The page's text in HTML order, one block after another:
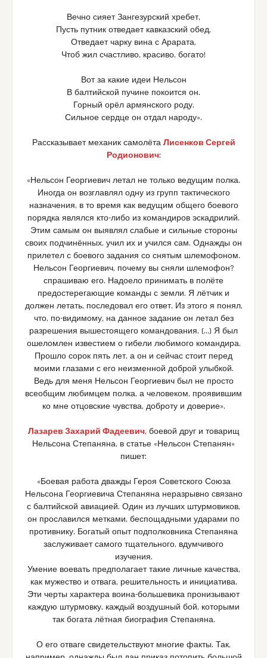
Вечно сияет Зангезурский хребет,
Пусть путник отведает кавказский обед,
Отведает чарку вина с Арарата,
Чтоб жил счастливо, красиво, богато!
Вот за какие идеи Нельсон
В балтийской пучине покоится он.
Горный орёл армянского роду,
Сильное сердце он отдал народу».
Рассказывает механик самолёта Лисенков Сергей
Родионович:
«Нельсон Георгиевич летал не только ведущим полка.
Иногда он возглавлял одну из групп тактического
назначения, в то время как ведущим общего боевого
порядка являлся кто-либо из командиров эскадрилий.
Этим самым он выявлял слабые и сильные стороны
своих подчинённых, учил их и учился сам. Однажды он
прилетел с боевого задания со снятым шлемофоном.
Нельсон Георгиевич, почему вы сняли шлемофон?
спрашиваю его. Надоело принимать в полёте
предостерегающие команды с земли. Я лётчик и
должен летать, последовал его ответ. Из этого я понял,
что, по-видимому, на данное задание он летал без
разрешения вышестоящего командования. (…) Я был
ошеломлен известием о гибели любимого командира.
Прошло сорок пять лет, а он и сейчас стоит перед
моими глазами с его неизменной доброй улыбкой.
Ведь для меня Нельсон Георгиевич был не просто
всеобщим любимцем полка, а человеком, проявившим
ко мне отцовские чувства, доброту и доверие».
Лазарев Захарий Фадеевич, боевой друг и товарищ
Нельсона Степаняна, в статье «Нельсон Степанян»
пишет:
«Боевая работа дважды Героя Советского Союза
Нельсона Георгиевича Степаняна неразрывно связано
с балтийской авиацией. Один из лучших штурмовиков,
он прославился метками, беспощадными ударами по
противнику. Богатый опыт подполковника Степаняна
заслуживает самого тщательного, вдумчивого
изучения.
Умение воевать предполагает такие личные качества,
как мужество и отвага, решительность и инициатива.
Эти черты характера воина-большевика пронизывают
каждую штурмовку, каждый воздушный бой, которыми
так богата лётная биография Степаняна.
О его отваге свидетельствуют многие факты. Так,